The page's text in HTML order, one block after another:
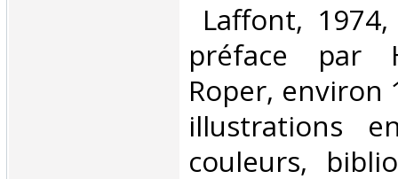
Laffont,
préface par
Roper, environ
illustrations
couleurs,